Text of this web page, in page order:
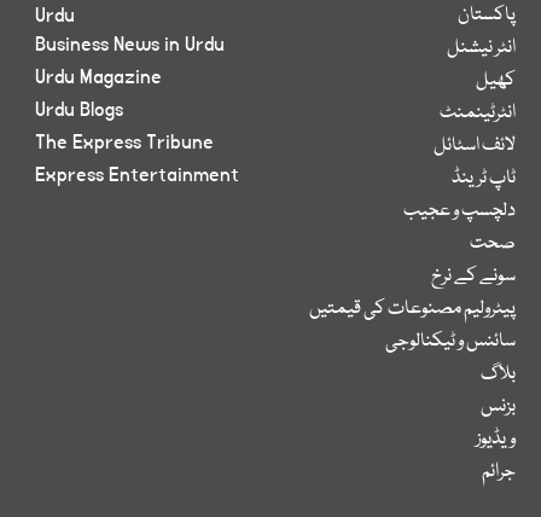
پاکستان
انٹر نیشنل
کھیل
انٹرٹینمنٹ
لائف اسٹائل
ٹاپ ٹرینڈ
دلچسپ و عجیب
صحت
سونے کے نرخ
پیٹرولیم مصنوعات کی قیمتیں
سائنس و ٹیکنالوجی
بلاگ
بزنس
ویڈیوز
جرائم
Urdu
Business News in Urdu
Urdu Magazine
Urdu Blogs
The Express Tribune
Express Entertainment